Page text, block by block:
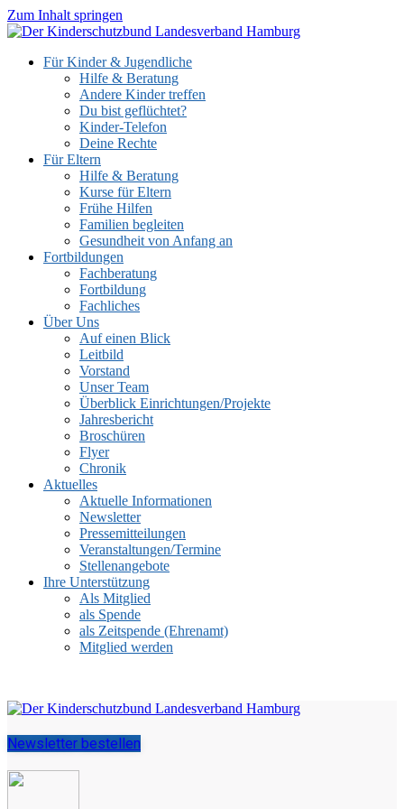
Zum Inhalt springen
Für Kinder & Jugendliche
Hilfe & Beratung
Andere Kinder treffen
Du bist geflüchtet?
Kinder-Telefon
Deine Rechte
Für Eltern
Hilfe & Beratung
Kurse für Eltern
Frühe Hilfen
Familien begleiten
Gesundheit von Anfang an
Fortbildungen
Fachberatung
Fortbildung
Fachliches
Über Uns
Auf einen Blick
Leitbild
Vorstand
Unser Team
Überblick Einrichtungen/Projekte
Jahresbericht
Broschüren
Flyer
Chronik
Aktuelles
Aktuelle Informationen
Newsletter
Pressemitteilungen
Veranstaltungen/Termine
Stellenangebote
Ihre Unterstützung
Als Mitglied
als Spende
als Zeitspende (Ehrenamt)
Mitglied werden
Newsletter bestellen